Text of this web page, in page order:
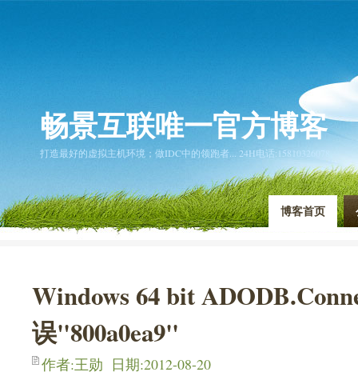
畅景互联唯一官方博客
打造最好的虚拟主机环境；做IDC中的领跑者... 24H电话:15810326078
博客首页
Windows 64 bit
误"800a0ea9"
作者:王勋 日期:2012-08-20